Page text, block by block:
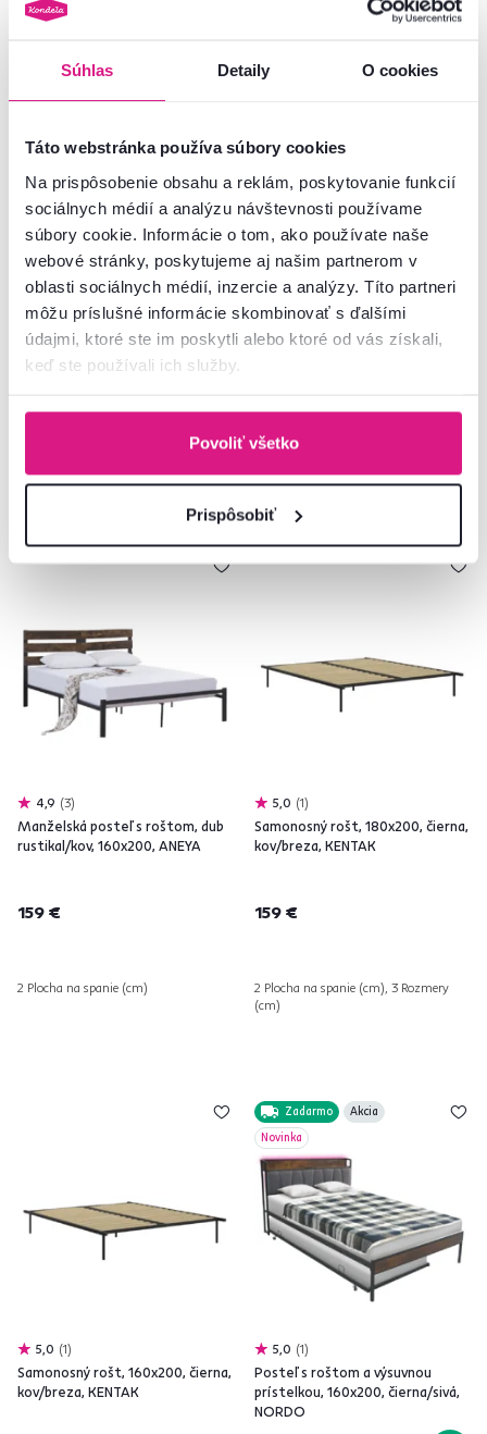
Súhlas Detaily O cookies
Táto webstránka používa súbory cookies
Na prispôsobenie obsahu a reklám, poskytovanie funkcií
sociálnych médií a analýzu návštevnosti používame
súbory cookie. Informácie o tom, ako používate naše
webové stránky, poskytujeme aj našim partnerom v
oblasti sociálnych médií, inzercie a analýzy. Títo partneri
môžu príslušné informácie skombinovať s ďalšími
údajmi, ktoré ste im poskytli alebo ktoré od vás získali,
keď ste používali ich služby.
Povoliť všetko
Prispôsobiť
Posteľ, zlatý náter, 160x200,
ZAHARA
149 €
-33%
Manželská posteľ s roštom, dub
rustikal/kov, 180x200, ANEYA
4,9 3
Manželská posteľ s roštom, dub
rustikal/kov, 160x200, ANEYA
159 €
2 Plocha na spanie (cm)
5,0 1
Samonosný rošt, 180x200, čierna,
kov/breza, KENTAK
159 €
2 Plocha na spanie (cm), 3 Rozmery
(cm)
5,0 1
Samonosný rošt, 160x200, čierna,
kov/breza, KENTAK
Zadarmo
Akcia
Novinka
5,0 1
Posteľ s roštom a výsuvnou
prístelkou, 160x200, čierna/sivá,
NORDO